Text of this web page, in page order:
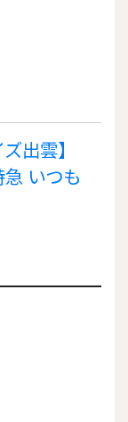
出雲】
いつも